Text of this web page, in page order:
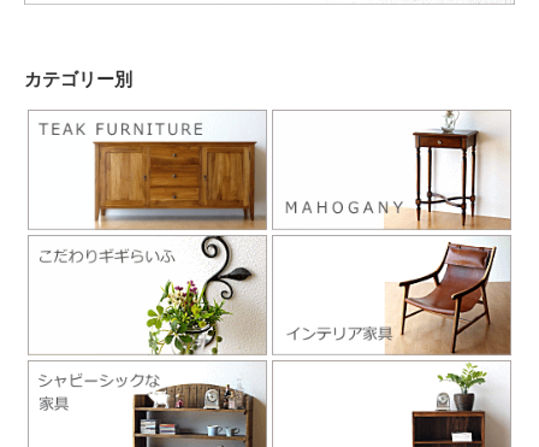
カテゴリー別